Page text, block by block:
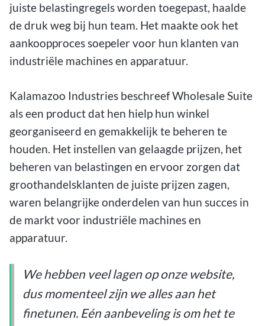
juiste belastingregels worden toegepast, haalde
de druk weg bij hun team. Het maakte ook het
aankoopproces soepeler voor hun klanten van
industriële machines en apparatuur.
Kalamazoo Industries beschreef Wholesale Suite
als een product dat hen hielp hun winkel
georganiseerd en gemakkelijk te beheren te
houden. Het instellen van gelaagde prijzen, het
beheren van belastingen en ervoor zorgen dat
groothandelsklanten de juiste prijzen zagen,
waren belangrijke onderdelen van hun succes in
de markt voor industriële machines en
apparatuur.
We hebben veel lagen op onze website,
dus momenteel zijn we alles aan het
finetunen. Eén aanbeveling is om het te